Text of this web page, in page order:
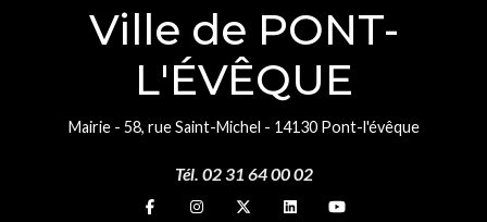
Ville de PONT-
L'ÉVÊQUE
Mairie - 58, rue Saint-Michel - 14130 Pont-l'évêque
Tél. 02 31 64 00 02
Suivez-nous sur
Suivez-nous sur
Suivez-nous sur
Suivez-nous sur
Suivez-nous sur